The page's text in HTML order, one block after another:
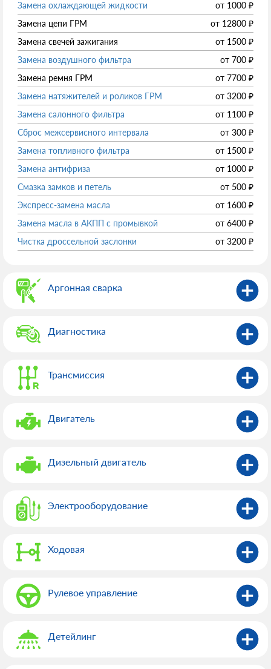
Замена охлаждающей жидкости от 1000 ₽
Замена цепи ГРМ
от 12800 ₽
Замена свечей зажигания
от 1500 ₽
Замена воздушного фильтра
от 700 ₽
Замена ремня ГРМ
от 7700 ₽
Замена натяжителей и роликов ГРМ
от 3200 ₽
Замена салонного фильтра
от 1100 ₽
Сброс межсервисного интервала
от 300 ₽
Замена топливного фильтра
от 1500 ₽
Замена антифриза
от 1000 ₽
Смазка замков и петель
от 500 ₽
Экспресс-замена масла
от 1600 ₽
Замена масла в АКПП с промывкой
от 6400 ₽
Чистка дроссельной заслонки
от 3200 ₽
Аргонная сварка
Диагностика
Трансмиссия
Двигатель
Дизельный двигатель
Электрооборудованиe
Ходовая
Рулевое управление
Детейлинг